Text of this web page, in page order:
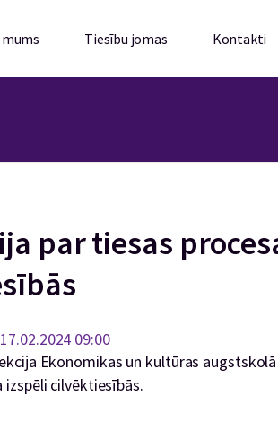
mums Tiesību jomas Kontakti
par tiesas
09:00
Ekonomikas un kultūras
izspēli cilvēktiesībās.